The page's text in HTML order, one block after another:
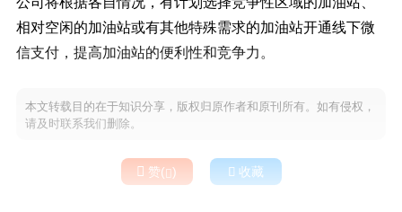
相对空闲的加油站或有其他特殊需求的加油站开通线下微
信支付，提高加油站的便利性和竞争力。
本文转载目的在于知识分享，版权归原作者和原刊所有。如有侵权，
请及时联系我们删除。
 赞()  收藏